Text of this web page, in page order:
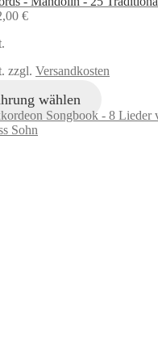
€
zzgl. Versandkosten
wählen